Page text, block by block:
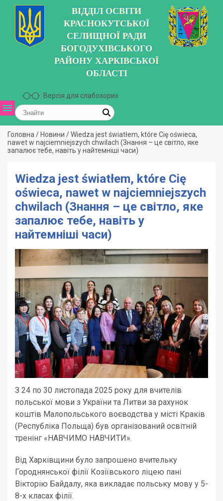
ВІДДІЛ ОСВІТИ
КРАСНОКУТСЬКОЇ
СЕЛИЩНОЇ РАДИ
БОГОДУХІВСЬКОГО
РАЙОНУ ХАРКІВСЬКОЇ
ОБЛАСТІ
Версія для слабозорих
Головна / Новини /Wiedza jest światłem, które Cię oświeca,
nawet w najciemniejszych chwilach (Знання – це світло, яке
запалює тебе, навіть у найтемніші часи)
Wiedza jest światłem, które Cię
oświeca, nawet w najciemniejszych
chwilach (Знання – це світло, яке
запалює тебе, навіть у
найтемніші часи)
З 24 по 30 листопада 2025 року для вчителів
польської мови з України та Литви за рахунок
коштів Малопольського воєводства у місті Краків
(Республіка Польща) був організований освітній
тренінг «НАВЧИМО НАВЧИТИ».
Від Харківщини було запрошено вчительку
Городнянської філії Козіївського ліцею пані
Вікторію Байдалу, яка викладає польську мову у 5-
8-х класах філії.